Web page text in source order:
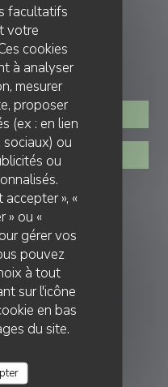
facultatifs
votre
cookies
à analyser
mesurer
proposer
(ex : en lien
ou
ou
», «
» ou «
gérer vos
pouvez
à tout
sur l'icône
en bas
du site.
00
((ouvre une nouvelle
Instagram ((ouvre une